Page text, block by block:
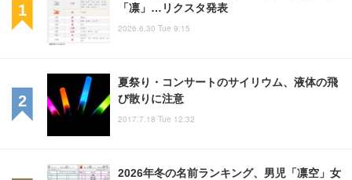
「凛」…リクスタ発表
2026.6.30 Tue 9:15
夏祭り・コンサートのサイリウム、液体の飛
び散りに注意
2017.7.18 Tue 12:32
2026年冬の名前ランキング、男児「凛空」女